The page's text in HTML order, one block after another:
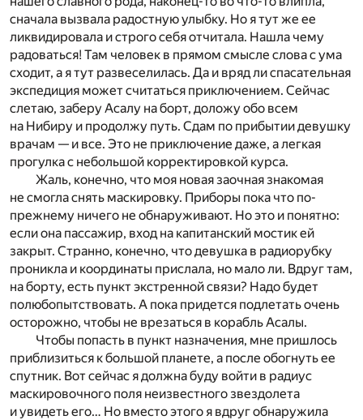
сначала вызвала радостную улыбку. Но я тут же ее
ликвидировала и строго себя отчитала. Нашла чему
радоваться! Там человек в прямом смысле слова с ума
сходит, а я тут развеселилась. Да и вряд ли спасательная
экспедиция может считаться приключением. Сейчас
слетаю, заберу Асалу на борт, доложу обо всем
на Нибиру и продолжу путь. Сдам по прибытии девушку
врачам — и все. Это не приключение даже, а легкая
прогулка с небольшой корректировкой курса.
Жаль, конечно, что моя новая заочная знакомая
не смогла снять маскировку. Приборы пока что по-
прежнему ничего не обнаруживают. Но это и понятно:
если она пассажир, вход на капитанский мостик ей
закрыт. Странно, конечно, что девушка в радиорубку
проникла и координаты прислала, но мало ли. Вдруг там,
на борту, есть пункт экстренной связи? Надо будет
полюбопытствовать. А пока придется подлетать очень
осторожно, чтобы не врезаться в корабль Асалы.
Чтобы попасть в пункт назначения, мне пришлось
приблизиться к большой планете, а после обогнуть ее
спутник. Вот сейчас я должна буду войти в радиус
маскировочного поля неизвестного звездолета
и увидеть его… Но вместо этого я вдруг обнаружила